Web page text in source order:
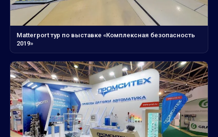
Matterport тур по выставке «Комплексная безопасность
2019»